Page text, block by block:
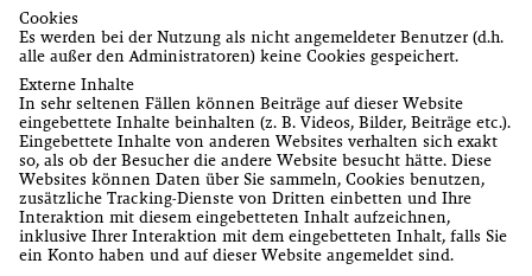
Cookies
Es werden bei der Nutzung als nicht angemeldeter Benutzer (d.h.
alle außer den Administratoren) keine Cookies gespeichert.
Externe Inhalte
In sehr seltenen Fällen können Beiträge auf dieser Website
eingebettete Inhalte beinhalten (z. B. Videos, Bilder, Beiträge etc.).
Eingebettete Inhalte von anderen Websites verhalten sich exakt
so, als ob der Besucher die andere Website besucht hätte. Diese
Websites können Daten über Sie sammeln, Cookies benutzen,
zusätzliche Tracking-Dienste von Dritten einbetten und Ihre
Interaktion mit diesem eingebetteten Inhalt aufzeichnen,
inklusive Ihrer Interaktion mit dem eingebetteten Inhalt, falls Sie
ein Konto haben und auf dieser Website angemeldet sind.